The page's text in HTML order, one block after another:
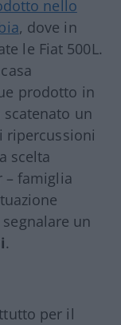
nello
, dove in
le Fiat 500L.
prodotto in
un
ripercussioni
scelta
– famiglia
un
.
per il